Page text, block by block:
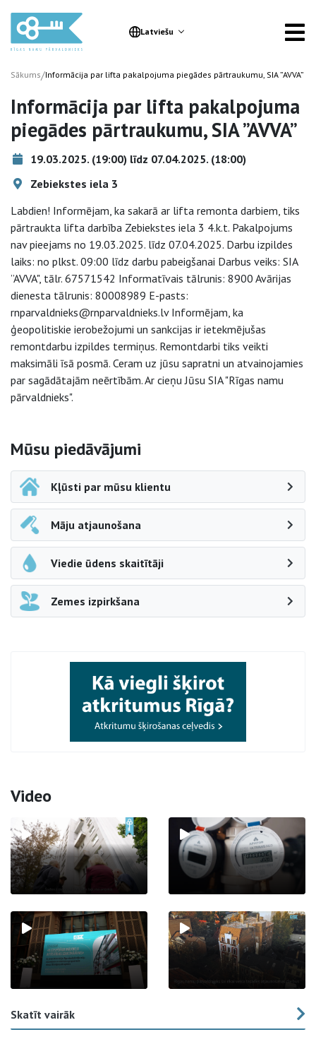
Latviešu
Sākums/Informācija par lifta pakalpojuma piegādes pārtraukumu, SIA ”AVVA”
Informācija par lifta pakalpojuma
piegādes pārtraukumu, SIA ”AVVA”
19.03.2025. (19:00) līdz 07.04.2025. (18:00)
Zebiekstes iela 3
Labdien! Informējam, ka sakarā ar lifta remonta darbiem, tiks
pārtraukta lifta darbība Zebiekstes iela 3 4.k.t. Pakalpojums
nav pieejams no 19.03.2025. līdz 07.04.2025. Darbu izpildes
laiks: no plkst. 09:00 līdz darbu pabeigšanai Darbus veiks: SIA
”AVVA", tālr. 67571542 Informatīvais tālrunis: 8900 Avārijas
dienesta tālrunis: 80008989 E-pasts:
rnparvaldnieks@rnparvaldnieks.lv Informējam, ka
ģeopolitiskie ierobežojumi un sankcijas ir ietekmējušas
remontdarbu izpildes termiņus. Remontdarbi tiks veikti
maksimāli īsā posmā. Ceram uz jūsu sapratni un atvainojamies
par sagādātajām neērtībām. Ar cieņu Jūsu SIA "Rīgas namu
pārvaldnieks".
Sāna navigācija
Mūsu piedāvājumi
Kļūsti par mūsu klientu
Māju atjaunošana
Viedie ūdens skaitītāji
Zemes izpirkšana
Video
Skatīt vairāk